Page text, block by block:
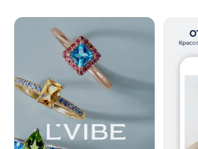
Скриншоты